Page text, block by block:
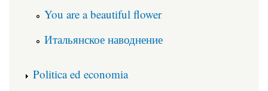
You are a beautiful flower
Итальянское наводнение
Politica ed economia